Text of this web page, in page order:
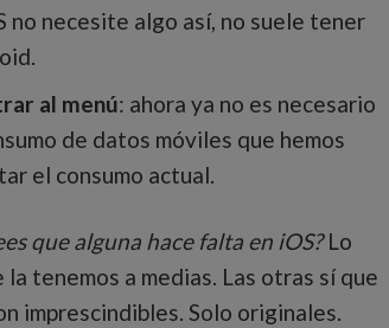
no necesite algo así, no suele tener
al menú: ahora ya no es necesario
de datos móviles que hemos
el consumo actual.
que alguna hace falta en iOS?Lo
tenemos a medias. Las otras sí que
imprescindibles. Solo originales.